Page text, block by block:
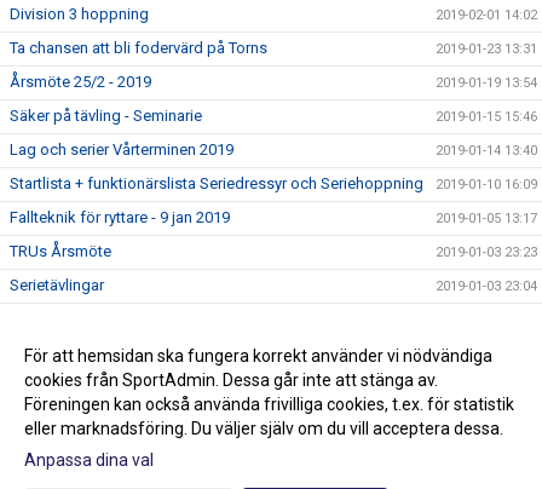
Division 3 hoppning 2019-02-01 14:02
Ta chansen att bli fodervärd på Torns 2019-01-23 13:31
Årsmöte 25/2 - 2019 2019-01-19 13:54
Säker på tävling - Seminarie 2019-01-15 15:46
Lag och serier Vårterminen 2019 2019-01-14 13:40
Startlista + funktionärslista Seriedressyr och Seriehoppning 2019-01-10 16:09
Fallteknik för ryttare - 9 jan 2019 2019-01-05 13:17
TRUs Årsmöte 2019-01-03 23:23
Serietävlingar 2019-01-03 23:04
Ledig stallplats i ponnystallet 2018-12-14 16:43
Klubbmästerskap och Minimästerskap 2018 2018-02-01 13:36
För att hemsidan ska fungera korrekt använder vi nödvändiga
cookies från SportAdmin. Dessa går inte att stänga av.
Föreningen kan också använda frivilliga cookies, t.ex. för statistik
eller marknadsföring. Du väljer själv om du vill acceptera dessa.
Anpassa dina val